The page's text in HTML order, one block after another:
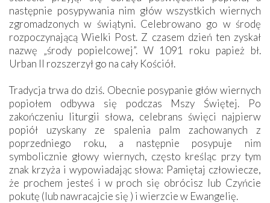
następnie posypywania nim głów wszystkich wiernych
zgromadzonych w świątyni. Celebrowano go w środę
rozpoczynającą Wielki Post. Z czasem dzień ten zyskał
nazwę „środy popielcowej”. W 1091 roku papież bł.
Urban II rozszerzył go na cały Kościół.
Tradycja trwa do dziś. Obecnie posypanie głów wiernych
popiołem odbywa się podczas Mszy Świętej. Po
zakończeniu liturgii słowa, celebrans święci najpierw
popiół uzyskany ze spalenia palm zachowanych z
poprzedniego roku, a następnie posypuje nim
symbolicznie głowy wiernych, często kreśląc przy tym
znak krzyża i wypowiadając słowa: Pamiętaj człowiecze,
że prochem jesteś i w proch się obrócisz lub Czyńcie
pokutę (lub nawracajcie się ) i wierzcie w Ewangelię.